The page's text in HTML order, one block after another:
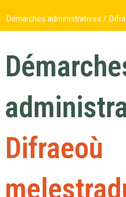
Démarches administratives /
Difraeoù